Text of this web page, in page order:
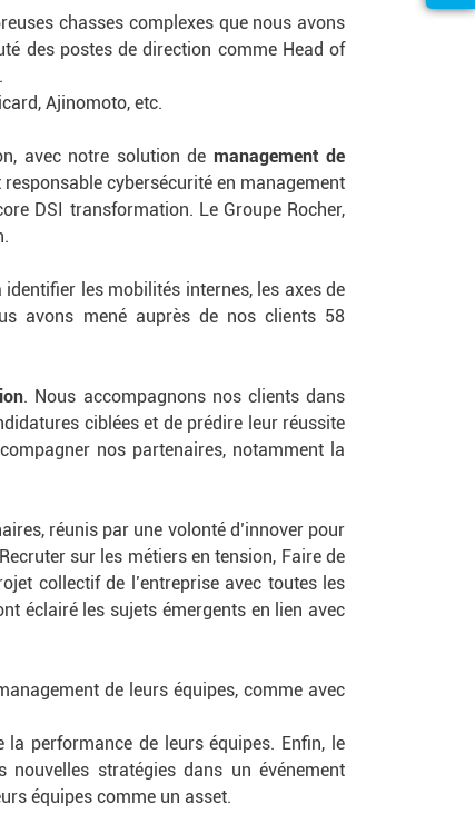
chasses complexes que nous avons
des postes de direction comme Head of
Ajinomoto, etc.
avec notre solution de management de
cybersécurité en management
DSI transformation. Le Groupe Rocher,
les mobilités internes, les axes de
avons mené auprès de nos clients 58
. Nous accompagnons nos clients dans
ciblées et de prédire leur réussite
nos partenaires, notamment la
réunis par une volonté d’innover pour
sur les métiers en tension, Faire de
collectif de l’entreprise avec toutes les
éclairé les sujets émergents en lien avec
de leurs équipes, comme avec
la performance de leurs équipes. Enfin, le
stratégies dans un événement
équipes comme un asset.